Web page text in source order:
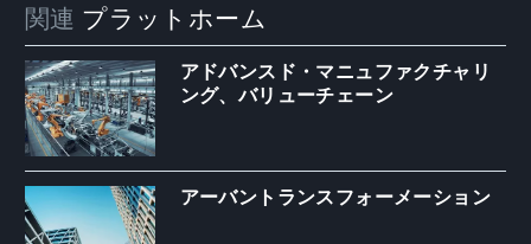
関連 プラットホーム
アドバンスド・マニュファクチャリ
ング、バリューチェーン
アーバントランスフォーメーション